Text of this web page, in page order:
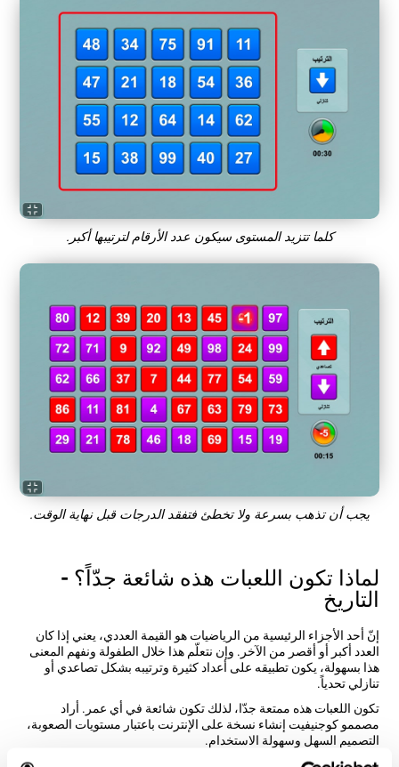
كلما تتزيد المستوى سيكون عدد الأرقام لترتيبها أكبر.
يجب أن تذهب بسرعة ولا تخطئ فتفقد الدرجات قبل نهاية الوقت.
لماذا تكون اللعبات هذه شائعة جدّاً؟ -
التاريخ
إنّ أحد الأجزاء الرئيسية من الرياضيات هو القيمة العددي، يعني إذا كان
العدد أكبر أو أقصر من الآخر. وإن نتعلّم هذا خلال الطفولة ونفهم المعنى
هذا بسهولة، يكون تطبيقه على أعداد كثيرة وترتيبه بشكل تصاعدي أو
تنازلي تحدياً.
تكون اللعبات هذه ممتعة جدّا، لذلك تكون شائعة في أي عمر. أراد
مصممو كوجنيفيت إنشاء نسخة على الإنترنت باعتبار مستويات الصعوبة،
التصميم السهل وسهولة الاستخدام.